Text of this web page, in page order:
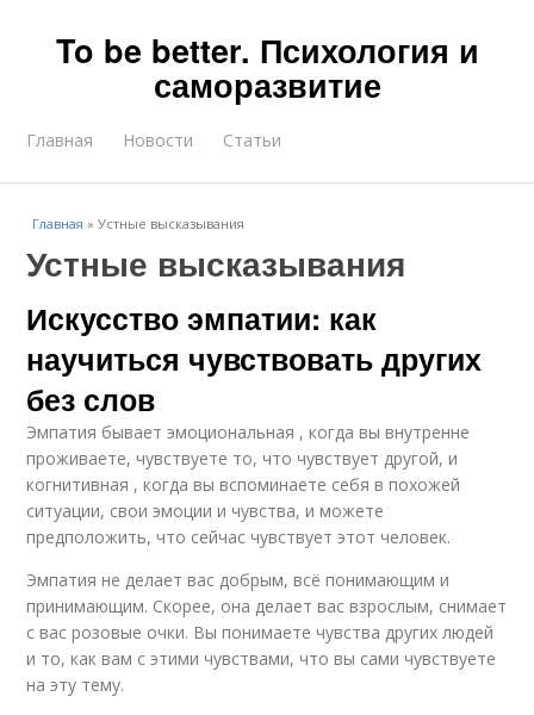
To be better. Психология и
саморазвитие
Главная Новости Статьи
Главная »Устные высказывания
Устные высказывания
Искусство эмпатии: как
научиться чувствовать других
без слов
Эмпатия бывает эмоциональная , когда вы внутренне
проживаете, чувствуете то, что чувствует другой, и
когнитивная , когда вы вспоминаете себя в похожей
ситуации, свои эмоции и чувства, и можете
предположить, что сейчас чувствует этот человек.
Эмпатия не делает вас добрым, всё понимающим и
принимающим. Скорее, она делает вас взрослым, снимает
с вас розовые очки. Вы понимаете чувства других людей
и то, как вам с этими чувствами, что вы сами чувствуете
на эту тему.